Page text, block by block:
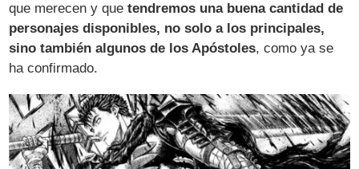
que merecen y quetendremos una buena cantidad de
personajes disponibles, no solo a los principales,
sino también algunos de los Apóstoles, como ya se
ha confirmado.